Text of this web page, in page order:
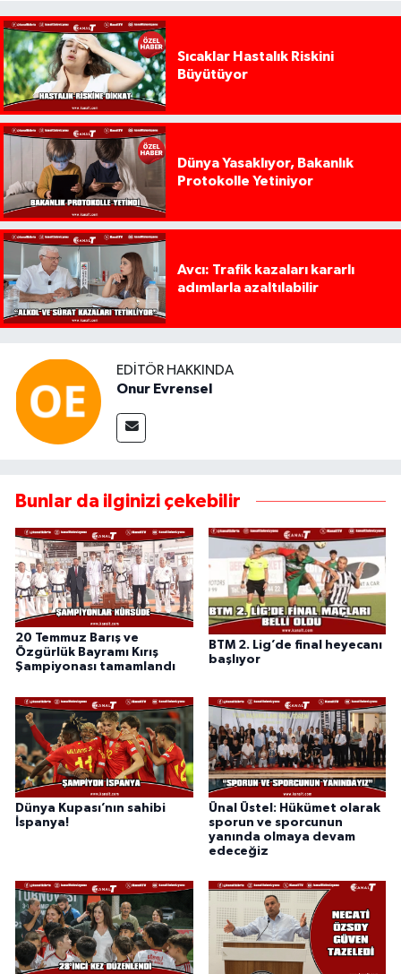
Sıcaklar Hastalık Riskini
Büyütüyor
Dünya Yasaklıyor, Bakanlık
Protokolle Yetiniyor
Avcı: Trafik kazaları kararlı
adımlarla azaltılabilir
EDITÖR HAKKINDA
Onur Evrensel
Bunlar da ilginizi çekebilir
20 Temmuz Barış ve
Özgürlük Bayramı Kırış
Şampiyonası tamamlandı
BTM 2. Lig’de final heyecanı
başlıyor
Dünya Kupası’nın sahibi
İspanya!
Ünal Üstel: Hükümet olarak
sporun ve sporcunun
yanında olmaya devam
edeceğiz